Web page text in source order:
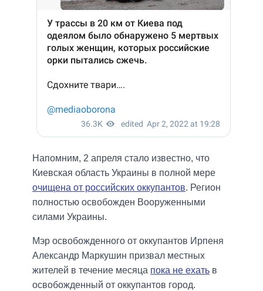
Напомним, 2 апреля стало известно, что
Киевская область Украины в полной мере
очищена от российских оккупантов. Регион
полностью освобожден Вооруженными
силами Украины.
Мэр освобожденного от оккупантов Ирпеня
Александр Маркушин призвал местных
жителей в течение месяца пока не ехать в
освобожденный от оккупантов город.